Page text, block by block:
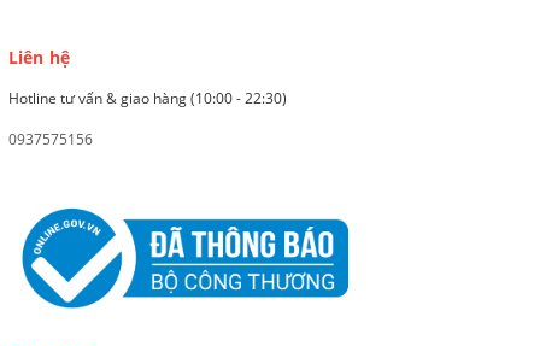
Liên hệ
Hotline tư vấn & giao hàng (10:00 - 22:30)
0937575156